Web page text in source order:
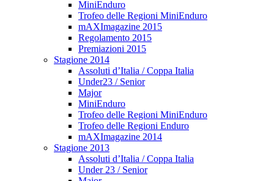
MiniEnduro
Trofeo delle Regioni MiniEnduro
mAXImagazine 2015
Regolamento 2015
Premiazioni 2015
Stagione 2014
Assoluti d’Italia / Coppa Italia
Under23 / Senior
Major
MiniEnduro
Trofeo delle Regioni MiniEnduro
Trofeo delle Regioni Enduro
mAXImagazine 2014
Stagione 2013
Assoluti d’Italia / Coppa Italia
Under 23 / Senior